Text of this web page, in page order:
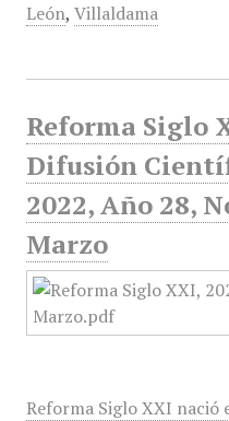
León, Villaldama
Reforma Siglo
Difusión
2022, Año 28,
Marzo
Reforma Siglo XXI nació